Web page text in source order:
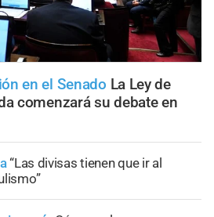
en el Senado La Ley de
comenzará su debate en
“Las divisas tienen que ir al